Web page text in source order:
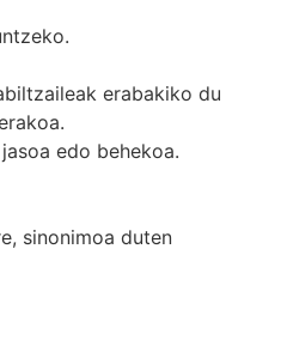
erabakiko du
edo behekoa.
sinonimoa duten